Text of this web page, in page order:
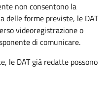
non consentono la
delle forme previste, le DAT
videoregistrazione o
di comunicare.
le DAT già redatte possono